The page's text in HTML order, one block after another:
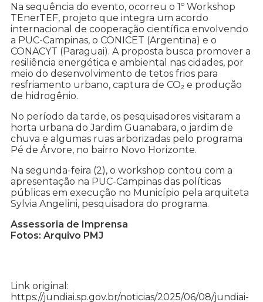
Na sequência do evento, ocorreu o 1º Workshop
TEnerTEF, projeto que integra um acordo
internacional de cooperação científica envolvendo
a PUC-Campinas, o CONICET (Argentina) e o
CONACYT (Paraguai). A proposta busca promover a
resiliência energética e ambiental nas cidades, por
meio do desenvolvimento de tetos frios para
resfriamento urbano, captura de CO₂ e produção
de hidrogênio.
No período da tarde, os pesquisadores visitaram a
horta urbana do Jardim Guanabara, o jardim de
chuva e algumas ruas arborizadas pelo programa
Pé de Árvore, no bairro Novo Horizonte.
Na segunda-feira (2), o workshop contou com a
apresentação na PUC-Campinas das políticas
públicas em execução no Município pela arquiteta
Sylvia Angelini, pesquisadora do programa.
Assessoria de Imprensa
Fotos: Arquivo PMJ
Link original:
https://jundiai.sp.gov.br/noticias/2025/06/08/jundiai-